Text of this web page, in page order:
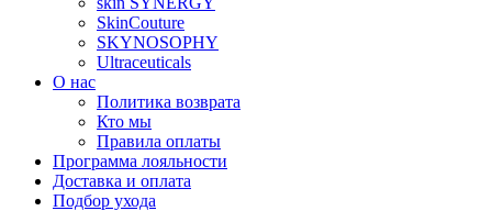
SkinCouture
SKYNOSOPHY
Ultraceuticals
О нас
Политика возврата
Кто мы
Правила оплаты
Программа лояльности
Доставка и оплата
Подбор ухода